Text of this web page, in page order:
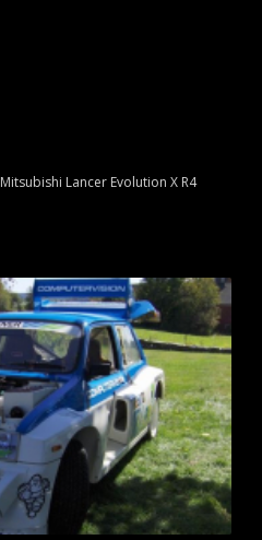
Mitsubishi Lancer Evolution X R4